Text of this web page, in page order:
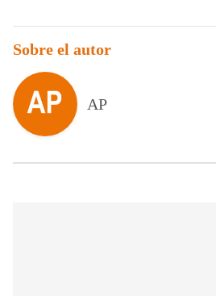
Sobre el autor
AP